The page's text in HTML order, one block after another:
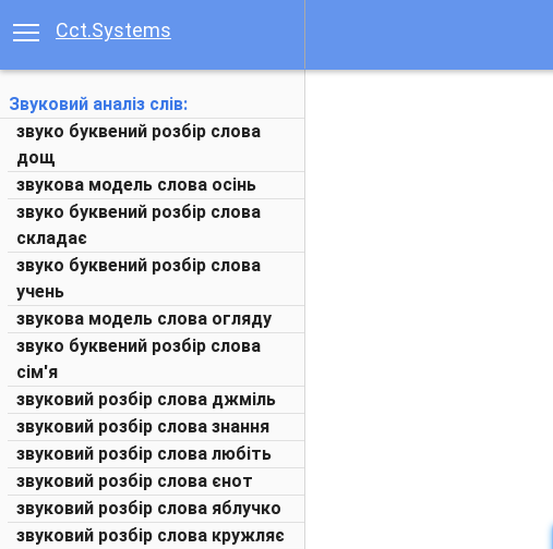
Cct.Systems
Звуковий аналіз слів:
звуко буквений розбір слова
дощ
звукова модель слова осінь
звуко буквений розбір слова
складає
звуко буквений розбір слова
учень
звукова модель слова огляду
звуко буквений розбір слова
сім'я
звуковий розбір слова джміль
звуковий розбір слова знання
звуковий розбір слова любіть
звуковий розбір слова єнот
звуковий розбір слова яблучко
звуковий розбір слова кружляє